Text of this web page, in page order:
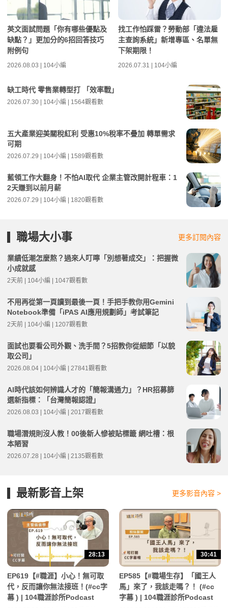
英文面試問題「你有哪些優點及
缺點？」更加分的6招回答技巧
附例句
2026.08.03 | 104小編
找工作怕踩雷？勞動部「違法雇
主查詢系統」新增專區、名單無
下架期限！
2026.07.31 | 104小編
缺工時代 零售業轉型打 「效率戰」
2026.07.30 | 104小編 | 1564觀看數
五大產業迎美關稅紅利 受惠10%稅率不疊加 轉單需求
可期
2026.07.29 | 104小編 | 1589觀看數
藍領工作大翻身！不怕AI取代 企業主管改開計程車：1
2天賺到以前月薪
2026.07.29 | 104小編 | 1820觀看數
職場大小事 更多訂閱內容
業績低潮怎麼熬？過來人叮嚀「別想著成交」：把握微
小成就感
2天前 | 104小編 | 1047觀看數
不用再從第一頁讀到最後一頁！手把手教你用Gemini
Notebook準備「iPAS AI應用規劃師」考試筆記
2天前 | 104小編 | 1207觀看數
面試也要看公司外觀、洗手間？5招教你從細節「以貌
取公司」
2026.08.04 | 104小編 | 27841觀看數
AI時代該如何辨識人才的「簡報溝通力」？HR招募篩
選新指標：「台灣簡報認證」
2026.08.03 | 104小編 | 2017觀看數
職場潛規則沒人教！00後新人慘被貼標籤 網吐槽：根
本陋習
2026.07.28 | 104小編 | 2135觀看數
最新影音上架 更多影音內容 >
28:13
EP619【#職涯】小心！無可取
代，反而讓你無法接班！(#cc字
幕 ) | 104職涯診所Podcast
30:41
EP585【#職場生存】「國王人
馬」來了，我該走嗎？！ (#cc
字幕 ) | 104職涯診所Podcast